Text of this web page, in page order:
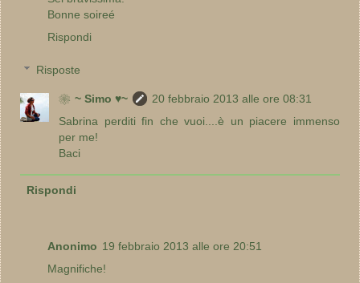
Bonne soireé
Rispondi
Risposte
❀~ Simo ♥~
20 febbraio 2013 alle ore 08:31
Sabrina perditi fin che vuoi....è un piacere immenso
per me!
Baci
Rispondi
Anonimo 19 febbraio 2013 alle ore 20:51
Magnifiche!